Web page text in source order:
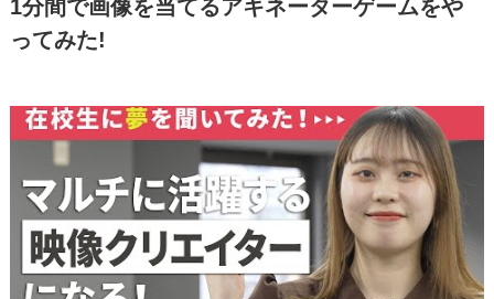
1分間で画像を当てるアキネーターゲームをや
ってみた!